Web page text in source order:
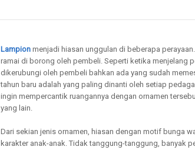
Lampion menjadi hiasan unggulan di beberapa
ramai di borong oleh pembeli. Seperti ketika menjelang
dikerubungi oleh pembeli bahkan ada yang sudah
tahun baru adalah yang paling dinanti oleh setiap
ingin mempercantik ruangannya dengan ornamen
yang lain.
Dari sekian jenis ornamen, hiasan dengan motif bunga
karakter anak-anak. Tidak tanggung-tanggung, banyak